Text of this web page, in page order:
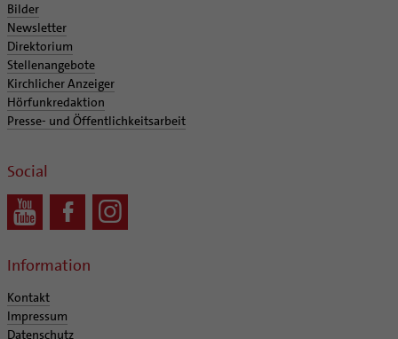
Bilder
Newsletter
Direktorium
Stellenangebote
Kirchlicher Anzeiger
Hörfunkredaktion
Presse- und Öffentlichkeitsarbeit
Social
Information
Kontakt
Impressum
Datenschutz